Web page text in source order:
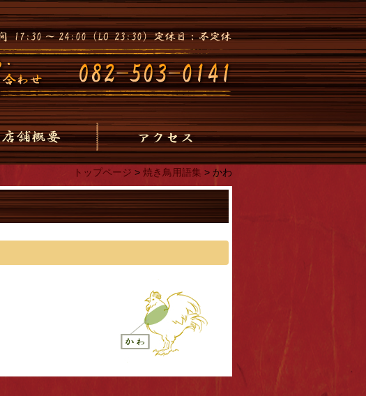
トップページ > 焼き鳥用語集 > かわ